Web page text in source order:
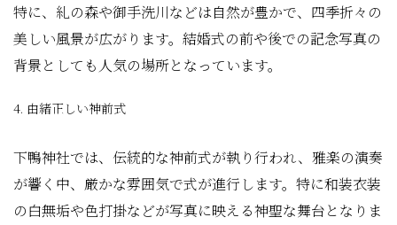
特に、糺の森や御手洗川などは自然が豊かで、四季折々の
美しい風景が広がります。結婚式の前や後での記念写真の
背景としても人気の場所となっています。
4. 由緒正しい神前式
下鴨神社では、伝統的な神前式が執り行われ、雅楽の演奏
が響く中、厳かな雰囲気で式が進行します。特に和装衣装
の白無垢や色打掛などが写真に映える神聖な舞台となりま